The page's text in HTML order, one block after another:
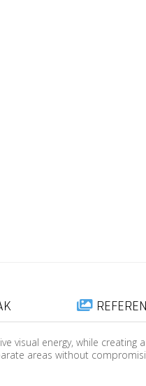
visual energy, while creating
areas without